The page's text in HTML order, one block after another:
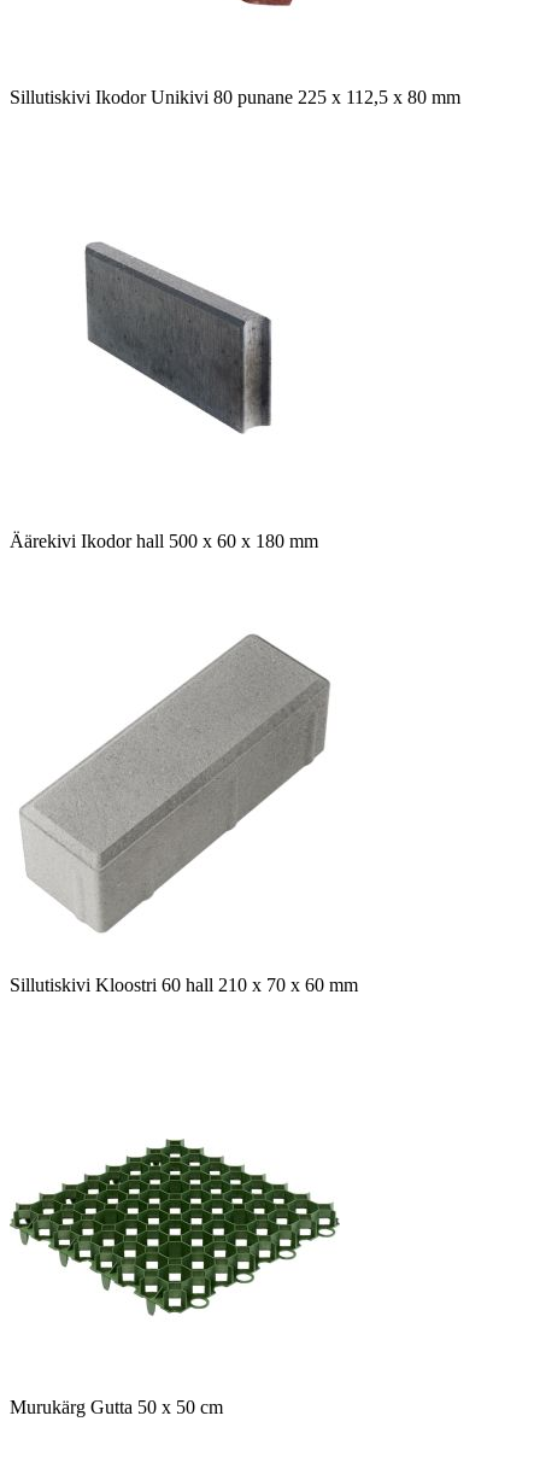
Sillutiskivi Ikodor Unikivi 80 punane 225 x 112,5 x 80 mm
Äärekivi Ikodor hall 500 x 60 x 180 mm
Sillutiskivi Kloostri 60 hall 210 x 70 x 60 mm
Murukärg Gutta 50 x 50 cm